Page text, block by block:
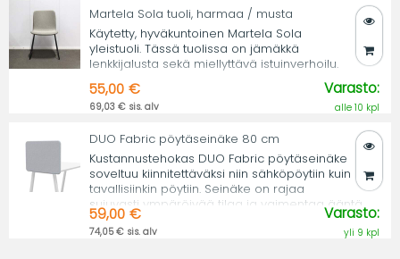
Martela Sola tuoli, harmaa / musta
Käytetty, hyväkuntoinen Martela Sola
yleistuoli. Tässä tuolissa on jämäkkä
lenkkijalusta sekä miellyttävä istuinverhoilu.
55,00 €
69,03 € sis. alv
Varasto:
alle 10 kpl
DUO Fabric pöytäseinäke 80 cm
Kustannustehokas DUO Fabric pöytäseinäke
soveltuu kiinnitettäväksi niin sähköpöytiin kuin
tavallisiinkin pöytiin. Seinäke on rajaa
sujuvasti ympäröivää tilaa ja vaimentaa ääntä.
59,00 €
74,05 € sis. alv
Varasto:
yli 9 kpl